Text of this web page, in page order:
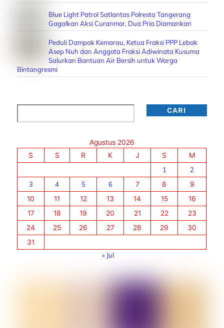
Blue Light Patrol Satlantas Polresta Tangerang
Gagalkan Aksi Curanmor, Dua Pria Diamankan
Peduli Dampak Kemarau, Ketua Fraksi PPP Lebak
Asep Nuh dan Anggota Fraksi Adiwinata Kusuma
Salurkan Bantuan Air Bersih untuk Warga
Bintangresmi
CARI
Agustus 2026
S
S R K J S
M
1
2
3
4 5 6 7 8
9
10
11 12 13 14 15
16
17
18 19 20 21 22
23
24
25 26 27 28 29
30
31
« Jul